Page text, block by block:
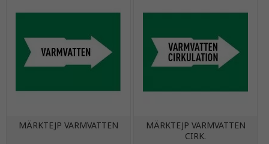
MÄRKTEJP VARMVATTEN
MÄRKTEJP VARMVATTEN
CIRK.